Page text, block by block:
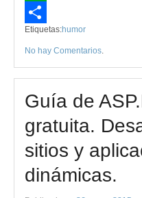
Evernote
Compartir
Etiquetas:humor
No hay Comentarios.
Guía de
gratuita.
sitios y
dinámicas.